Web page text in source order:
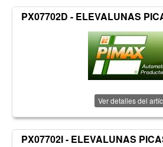
PX07702D - ELEVALUNAS
Ver detalles del
PX07702I - ELEVALUNAS